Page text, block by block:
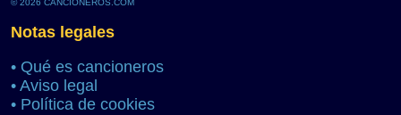
© 2026 CANCIONEROS.COM
Notas legales
• Qué es cancioneros
• Aviso legal
• Política de cookies